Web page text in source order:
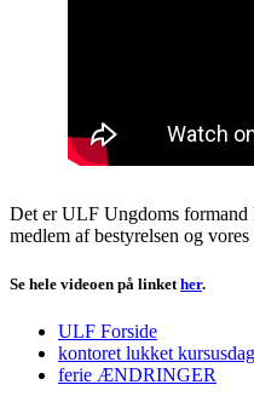
Det er ULF Ungdoms formand
medlem af bestyrelsen og
Se hele videoen på linket her.
ULF Forside
kontoret lukket kursusdag
ferie ÆNDRINGER